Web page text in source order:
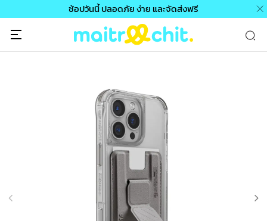
ช้อปวันนี้ ปลอดภัย ง่าย และจัดส่งฟรี